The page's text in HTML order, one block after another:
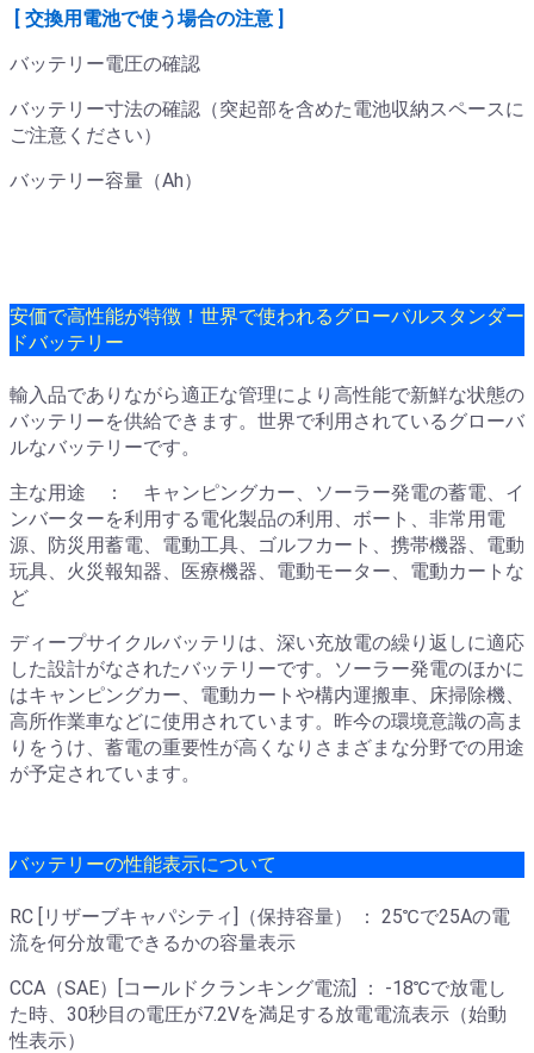
[ 交換用電池で使う場合の注意 ]
バッテリー電圧の確認
バッテリー寸法の確認（突起部を含めた電池収納スペースに
ご注意ください）
バッテリー容量（Ah）
安価で高性能が特徴！世界で使われるグローバルスタンダー
ドバッテリー
輸入品でありながら適正な管理により高性能で新鮮な状態の
バッテリーを供給できます。世界で利用されているグローバ
ルなバッテリーです。
主な用途 ： キャンピングカー、ソーラー発電の蓄電、イ
ンバーターを利用する電化製品の利用、ボート、非常用電
源、防災用蓄電、電動工具、ゴルフカート、携帯機器、電動
玩具、火災報知器、医療機器、電動モーター、電動カートな
ど
ディープサイクルバッテリは、深い充放電の繰り返しに適応
した設計がなされたバッテリーです。ソーラー発電のほかに
はキャンピングカー、電動カートや構内運搬車、床掃除機、
高所作業車などに使用されています。昨今の環境意識の高ま
りをうけ、蓄電の重要性が高くなりさまざまな分野での用途
が予定されています。
バッテリーの性能表示について
RC [リザーブキャパシティ]（保持容量） ： 25℃で25Aの電
流を何分放電できるかの容量表示
CCA（SAE）[コールドクランキング電流] ： -18℃で放電し
た時、30秒目の電圧が7.2Vを満足する放電電流表示（始動
性表示）